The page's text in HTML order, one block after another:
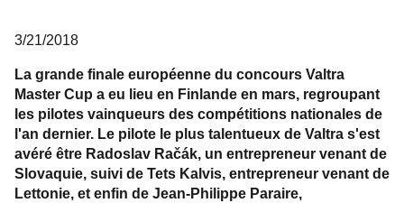
3/21/2018
La grande finale européenne du concours Valtra
Master Cup a eu lieu en Finlande en mars, regroupant
les pilotes vainqueurs des compétitions nationales de
l'an dernier. Le pilote le plus talentueux de Valtra s'est
avéré être Radoslav Račák, un entrepreneur venant de
Slovaquie, suivi de Tets Kalvis, entrepreneur venant de
Lettonie, et enfin de Jean-Philippe Paraire,